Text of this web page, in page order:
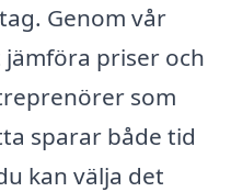
Genom vår
priser och
som
sparar både tid
kan välja det